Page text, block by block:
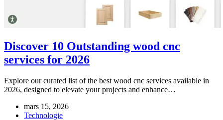
Discover 10 Outstanding wood cnc
services for 2026
Explore our curated list of the best wood cnc services available in
2026, designed to elevate your projects and enhance…
mars 15, 2026
Technologie